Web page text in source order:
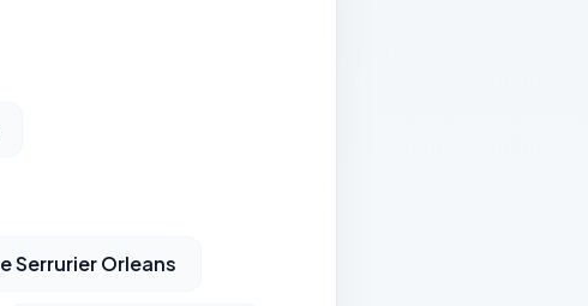
Serrurier Orleans